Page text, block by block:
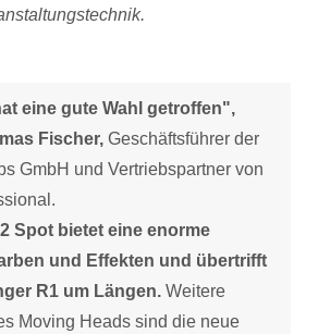
eine gute Wahl getroffen",
Fischer, Geschäftsführer der
GmbH und Vertriebspartner von
Spot bietet eine enorme
und Effekten und übertrifft
R1 um Längen. Weitere
Moving Heads sind die neue